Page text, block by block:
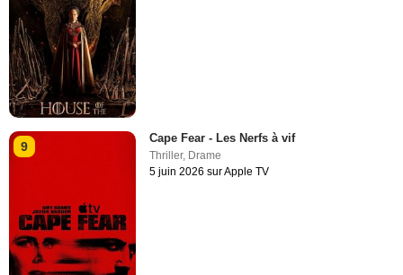
9
Cape Fear - Les Nerfs à vif
Thriller, Drame
5 juin 2026 sur Apple TV